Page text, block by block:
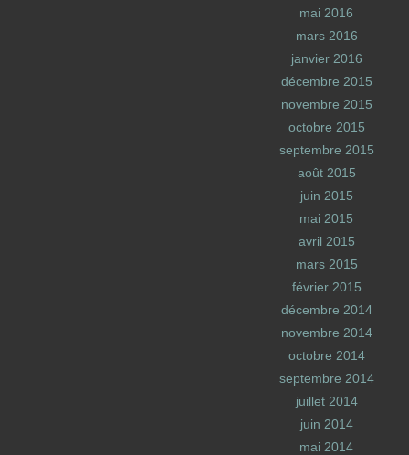
mai 2016
mars 2016
janvier 2016
décembre 2015
novembre 2015
octobre 2015
septembre 2015
août 2015
juin 2015
mai 2015
avril 2015
mars 2015
février 2015
décembre 2014
novembre 2014
octobre 2014
septembre 2014
juillet 2014
juin 2014
mai 2014